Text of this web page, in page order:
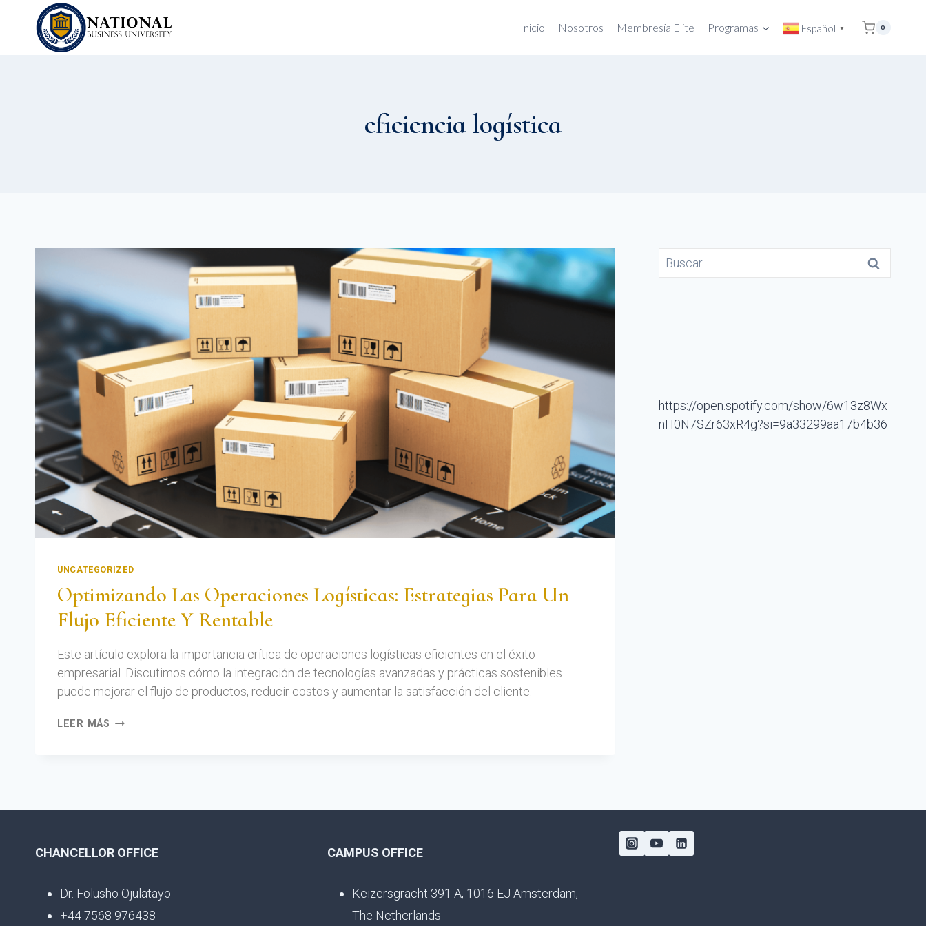
Inicio Nosotros Membresía Elite Programas Español ▼ 0
eficiencia logística
UNCATEGORIZED
Optimizando Las Operaciones Logísticas: Estrategias Para Un
Flujo Eficiente Y Rentable
Este artículo explora la importancia crítica de operaciones logísticas eficientes en el éxito
empresarial. Discutimos cómo la integración de tecnologías avanzadas y prácticas sostenibles
puede mejorar el flujo de productos, reducir costos y aumentar la satisfacción del cliente.
LEER MÁS
https://open.spotify.com/show/6w13z8Wx
nH0N7SZr63xR4g?si=9a33299aa17b4b36
CHANCELLOR OFFICE
Dr. Folusho Ojulatayo
+44 7568 976438
CAMPUS OFFICE
Keizersgracht 391 A, 1016 EJ Amsterdam,
The Netherlands